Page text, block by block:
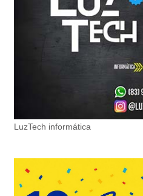
LuzTech informática